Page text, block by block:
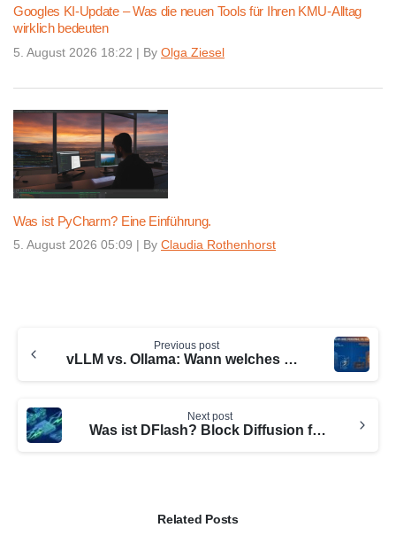
Googles KI-Update – Was die neuen Tools für Ihren KMU-Alltag
wirklich bedeuten
5. August 2026 18:22 | By Olga Ziesel
Was ist PyCharm? Eine Einführung.
5. August 2026 05:09 | By Claudia Rothenhorst
Reading
Previous post
vLLM vs. Ollama: Wann welches LLM-Framework? (2026)
Next post
Was ist DFlash? Block Diffusion für bis zu 6× schnellere LLM-Inferenz (2026)
Related Posts